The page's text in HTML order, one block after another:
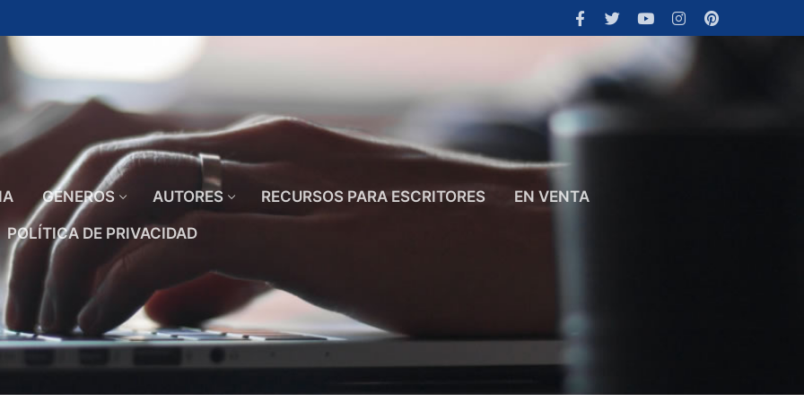
GÉNEROS AUTORES RECURSOS PARA ESCRITORES EN VENTA
POLÍTICA DE PRIVACIDAD